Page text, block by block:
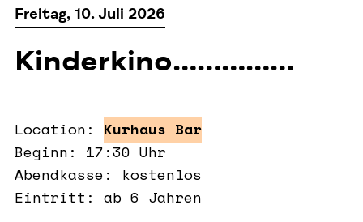
Freitag, 10. Juli 2026
Kinderkino……………
Location: Kurhaus Bar
Beginn: 17:30 Uhr
Abendkasse: kostenlos
Eintritt: ab 6 Jahren